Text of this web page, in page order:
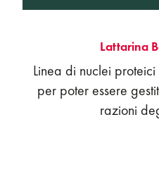
Lattarina
Linea di nuclei
per poter essere
razioni